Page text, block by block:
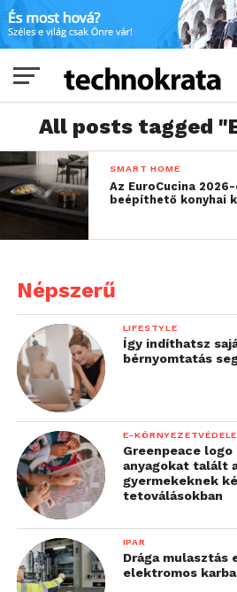
All posts tagged
SMART HOME
Az EuroCucina
beépíthető konyhai
Népszerű
LIFESTYLE
Így indíthatsz
bérnyomtatás
E-
Greenpeace
anyagokat talált
gyermekeknek
tetoválásokban
IPAR
Drága mulasztás
elektromos